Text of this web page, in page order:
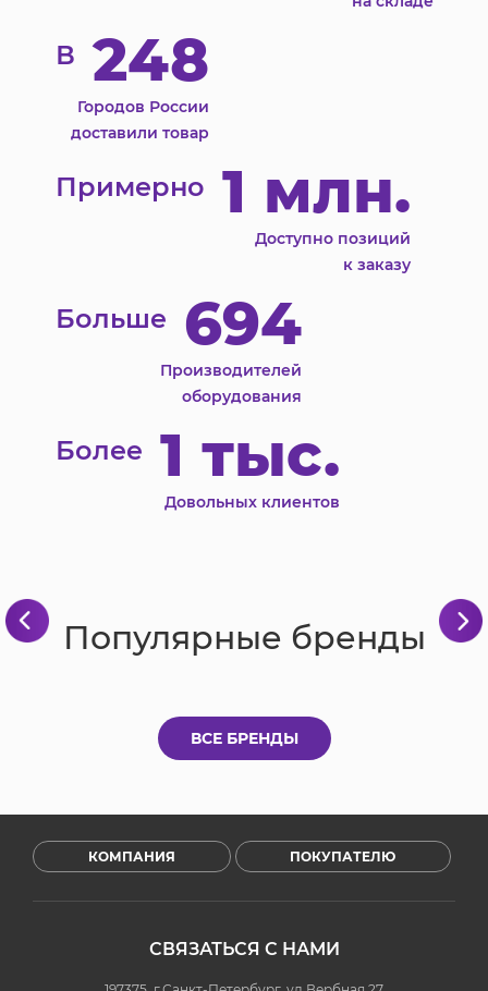
В 248
Городов России
доставили товар
Примерно 1 млн.
Доступно позиций
к заказу
Больше 694
Производителей
оборудования
Более 1 тыс.
Довольных клиентов
Популярные бренды
ВСЕ БРЕНДЫ
КОМПАНИЯ ПОКУПАТЕЛЮ
СВЯЗАТЬСЯ С НАМИ